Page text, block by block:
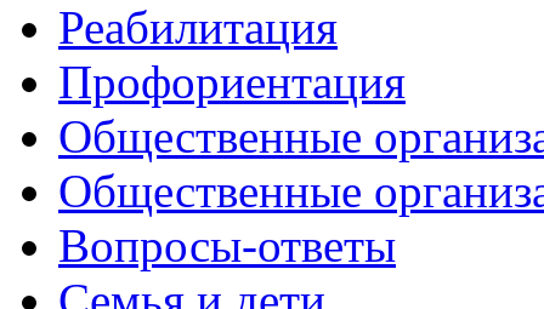
Реабилитация
Профориентация
Общественные
Общественные
Вопросы-ответы